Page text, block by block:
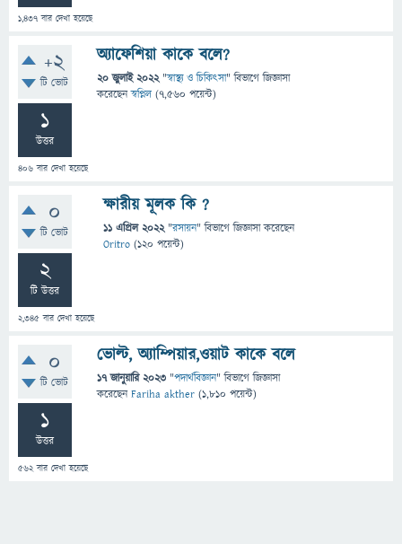
1,437 বার দেখা হয়েছে
+2
টি ভোট
1
উত্তর
406 বার দেখা হয়েছে
অ্যাফেশিয়া কাকে বলে?
20 জুলাই 2022 "স্বাস্থ্য ও চিকিৎসা" বিভাগে জিজ্ঞাসা
করেছেনস্বপ্নিল (7,560 পয়েন্ট)
0
টি ভোট
2
টি উত্তর
2,345 বার দেখা হয়েছে
ক্ষারীয় মূলক কি ?
11 এপ্রিল 2022 "রসায়ন" বিভাগে জিজ্ঞাসাকরেছেন
Oritro (120 পয়েন্ট)
0
টি ভোট
1
উত্তর
562বার দেখা হয়েছে
ভোল্ট, অ্যাম্পিয়ার,ওয়াট কাকে বলে
17 জানুয়ারি 2023 "পদার্থবিজ্ঞান" বিভাগে জিজ্ঞাসা
করেছেনFariha akther (1,810 পয়েন্ট)